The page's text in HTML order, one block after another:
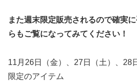
また週末限定販売されるので確実
らもご覧になってみてください！
11月26日（金）、27日（土）、28
限定のアイテム